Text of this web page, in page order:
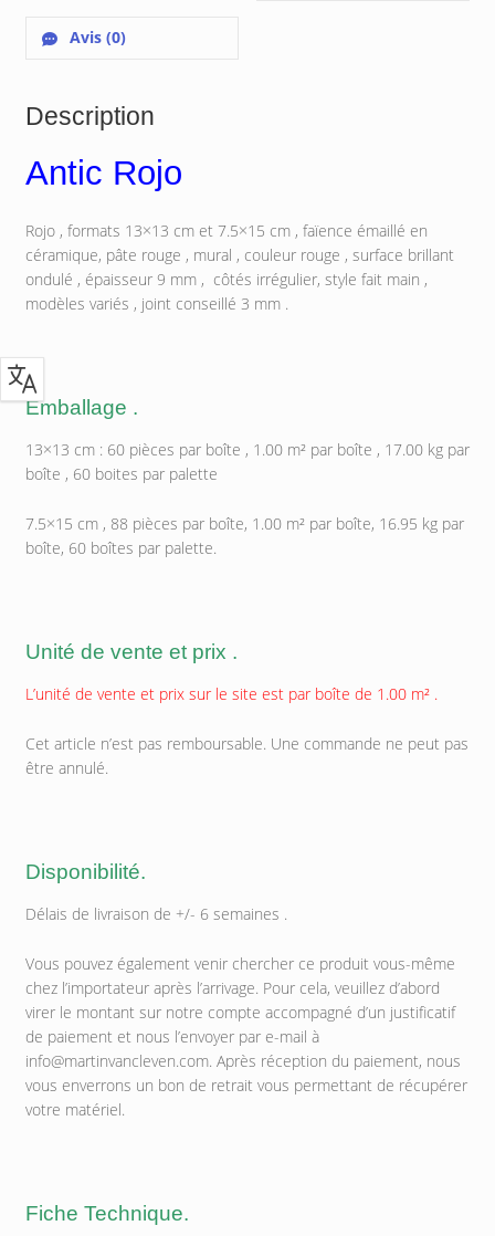
Avis (0)
Description
Antic Rojo
Rojo , formats 13×13 cm et 7.5×15 cm , faïence émaillé en
céramique, pâte rouge , mural , couleur rouge , surface brillant
ondulé , épaisseur 9 mm , côtés irrégulier, style fait main ,
modèles variés , joint conseillé 3 mm .
Emballage .
13×13 cm : 60 pièces par boîte , 1.00 m² par boîte , 17.00 kg par
boîte , 60 boites par palette
7.5×15 cm , 88 pièces par boîte, 1.00 m² par boîte, 16.95 kg par
boîte, 60 boîtes par palette.
Unité de vente et prix .
L’unité de vente et prix sur le site est par boîte de 1.00 m² .
Cet article n’est pas remboursable. Une commande ne peut pas
être annulé.
Disponibilité.
Délais de livraison de +/- 6 semaines .
Vous pouvez également venir chercher ce produit vous-même
chez l’importateur après l’arrivage. Pour cela, veuillez d’abord
virer le montant sur notre compte accompagné d’un justificatif
de paiement et nous l’envoyer par e-mail à
info@martinvancleven.com. Après réception du paiement, nous
vous enverrons un bon de retrait vous permettant de récupérer
votre matériel.
Fiche Technique.